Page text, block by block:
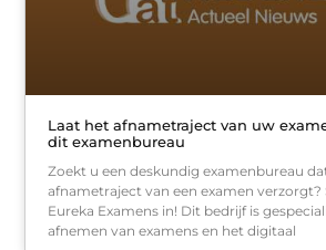
Laat het afnametraject van uw
dit examenbureau
Zoekt u een deskundig examenbureau
afnametraject van een examen verzorgt?
Eureka Examens in! Dit bedrijf is
afnemen van examens en het digitaal